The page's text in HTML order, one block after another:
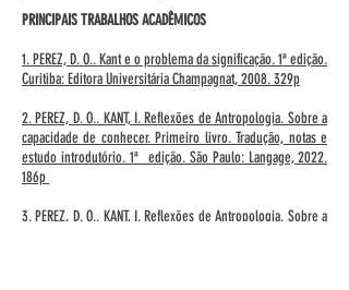
PRINCIPAIS TRABALHOS ACADÊMICOS
1. PEREZ, D. O.. Kant e o problema da significação. 1ª edição.
Curitiba: Editora Universitária Champagnat, 2008. 329p
2. PEREZ, D. O.. KANT, I. Reflexões de Antropologia. Sobre a
capacidade de conhecer. Primeiro livro. Tradução, notas e
estudo introdutório. 1ª edição. São Paulo: Langage, 2022.
186p
3. PEREZ, D. O.. KANT, I. Reflexões de Antropologia. Sobre a